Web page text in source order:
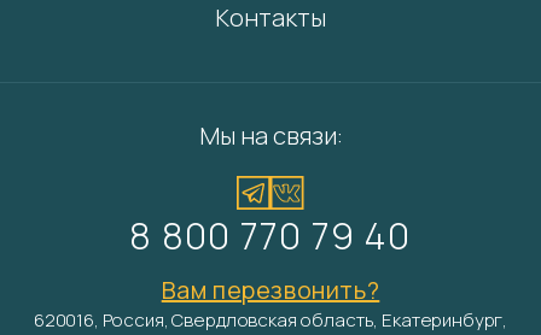
Контакты
Мы на связи:
8 800 770 79 40
Вам перезвонить?
620016, Россия, Свердловская область, Екатеринбург,